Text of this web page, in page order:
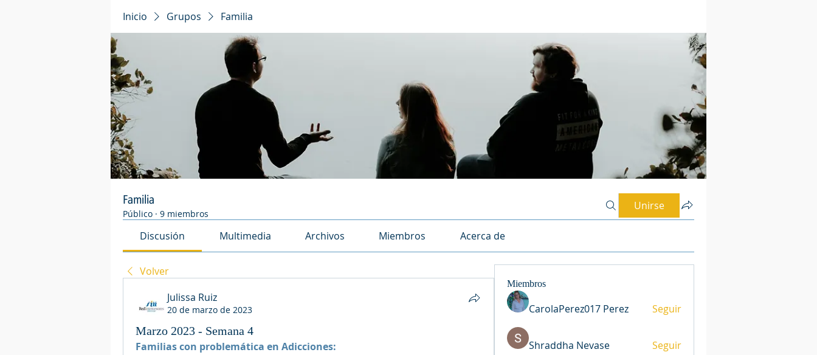
Inicio Grupos Familia
Familia
Público · 9 miembros
Unirse
Discusión Multimedia Archivos Miembros Acerca de
Volver
Julissa Ruiz
20 de marzo de 2023
Marzo 2023 - Semana 4
Familias con problemática en Adicciones:
Miembros
CarolaPerez017 Perez Seguir
Shraddha Nevase Seguir